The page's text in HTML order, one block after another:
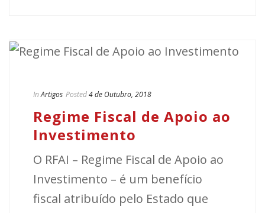
In Artigos Posted4 de Outubro, 2018
Regime Fiscal de Apoio ao
Investimento
O RFAI – Regime Fiscal de Apoio ao
Investimento – é um benefício
fiscal atribuído pelo Estado que